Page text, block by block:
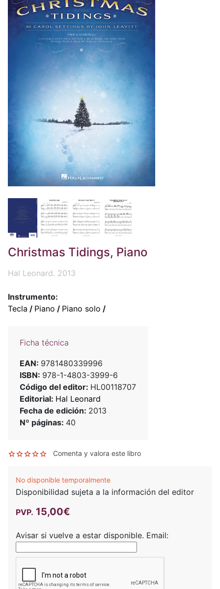
Christmas Tidings, Piano
Hal Leonard. 2013
Instrumento:
Tecla / Piano / Piano solo /
Ficha técnica
EAN: 9781480339996
ISBN: 978-1-4803-3999-6
Código del editor: HL00118707
Editorial: Hal Leonard
Fecha de edición: 2013
Nº páginas: 40
Comenta y valora este libro
No disponible temporalmente
Disponibilidad sujeta a la información del editor
PVP. 15,00€
Avisar si vuelve a estar disponible. Email: